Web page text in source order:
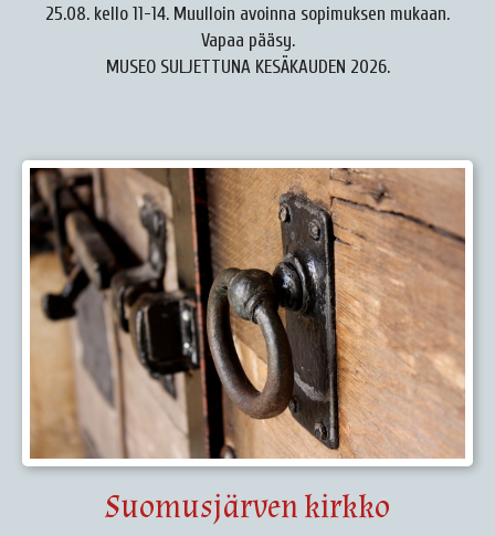
25.08. kello 11-14. Muulloin avoinna sopimuksen mukaan.
Vapaa pääsy.
MUSEO SULJETTUNA KESÄKAUDEN 2026.
Suomusjärven kirkko